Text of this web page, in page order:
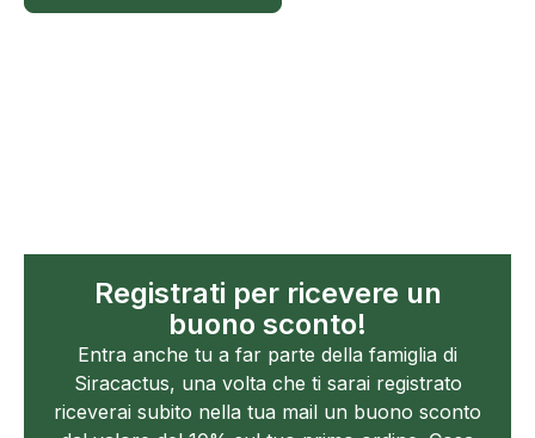
Registrati per ricevere un
buono sconto!
Entra anche tu a far parte della famiglia di
Siracactus, una volta che ti sarai registrato
riceverai subito nella tua mail un buono sconto